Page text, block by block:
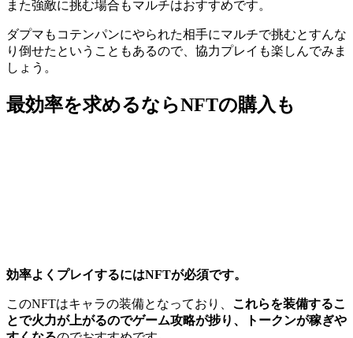
また強敵に挑む場合もマルチはおすすめです。
ダプマもコテンパンにやられた相手にマルチで挑むとすんな
り倒せたということもあるので、協力プレイも楽しんでみま
しょう。
最効率を求めるならNFTの購入も
効率よくプレイするにはNFTが必須です。
このNFTはキャラの装備となっており、 これらを装備するこ
とで火力が上がるのでゲーム攻略が捗り、トークンが稼ぎや